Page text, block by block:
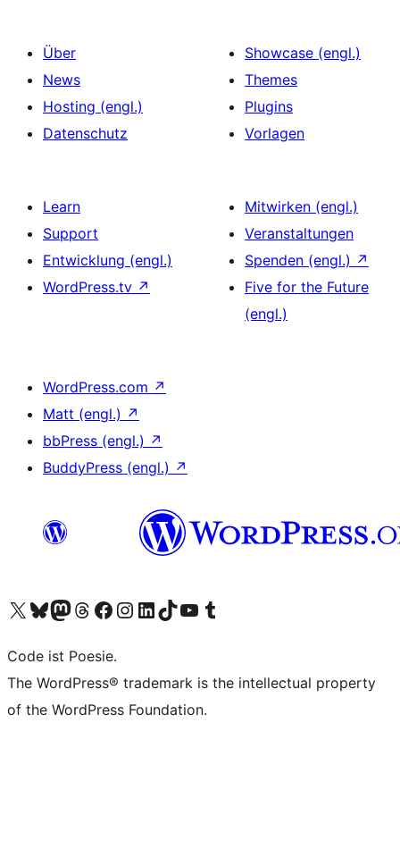
Über
News
Hosting (engl.)
Datenschutz
Showcase (engl.)
Themes
Plugins
Vorlagen
Learn
Support
Entwicklung (engl.)
WordPress.tv ↗
Mitwirken (engl.)
Veranstaltungen
Spenden (engl.) ↗
Five for the Future
(engl.)
WordPress.com ↗
Matt (engl.) ↗
bbPress (engl.) ↗
BuddyPress (engl.) ↗
Das X-Konto (früher Twitter) von WordPress.org besuchen
Das Bluesky-Konto von WordPress.org besuchen
Das Mastodon-Konto von WordPress.org besuchen
Das Threads-Konto von WordPress.org besuchen
Die Facebook-Seite von WordPress.org besuchen
Das Instagram-Konto von WordPress.org besuchen
Das LinkedIn-Konto von WordPress.org besuchen
Das TikTok-Konto von WordPress.org besuchen
Den YouTube-Kanal von WordPress.org besuchen
Das Tumblr-Konto von WordPress.org besuchen
Code ist Poesie.
The WordPress® trademark is the intellectual property
of the WordPress Foundation.